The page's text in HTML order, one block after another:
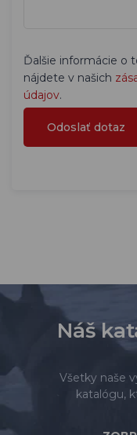
Ďalšie informácie o
nájdete v našich
údajov.
Náš
Všetky naše
katalógu,